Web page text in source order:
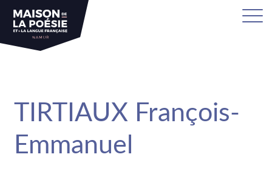
TIRTIAUX François-
Emmanuel